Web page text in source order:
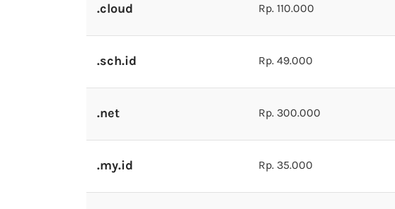
.cloud Rp. 110.000
.sch.id Rp. 49.000
.net Rp. 300.000
.my.id Rp. 35.000